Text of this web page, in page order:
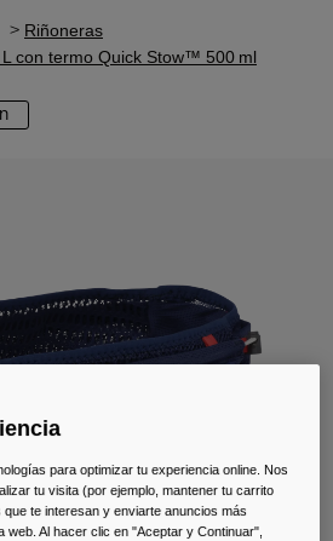
Riñoneras
con termo Quick Stow™ 500 ml
para optimizar tu experiencia online. Nos
tu visita (por ejemplo, mantener tu carrito
te interesan y enviarte anuncios más
Al hacer clic en "Aceptar y Continuar",